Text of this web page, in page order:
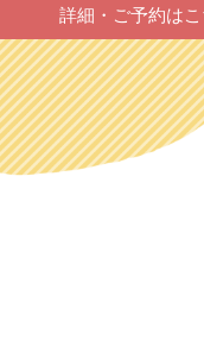
詳細・ご予約はこ